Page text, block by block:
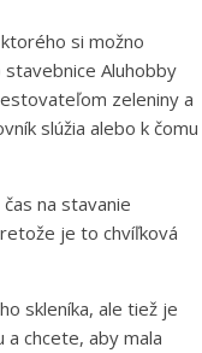
si možno
Aluhobby
zeleniny a
slúžia alebo k čomu
na stavanie
je to chvíľková
skleníka, ale tiež je
chcete, aby mala